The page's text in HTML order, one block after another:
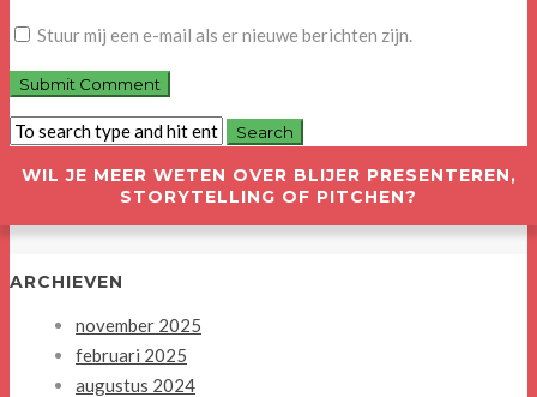
Stuur mij een e-mail als er nieuwe berichten zijn.
WIL JE MEER WETEN OVER BLIJER PRESENTEREN,
STORYTELLING OF PITCHEN?
ARCHIEVEN
november 2025
februari 2025
augustus 2024